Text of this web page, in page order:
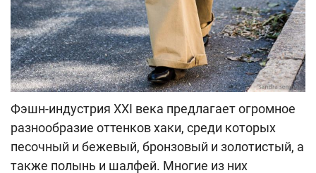
Фэшн-индустрия XXI века предлагает огромное
разнообразие оттенков хаки, среди которых
песочный и бежевый, бронзовый и золотистый, а
также полынь и шалфей. Многие из них